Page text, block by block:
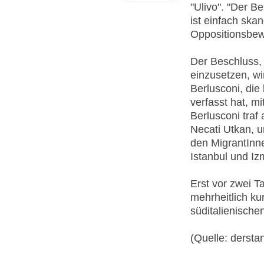
"Ulivo". "Der
ist einfach
Der
einzusetzen,
Berlusconi, die
verfasst hat,
Berlusconi traf
Necati Utkan,
den
Istanbul und
Erst vor zwei
mehrheitlich
(Quelle: